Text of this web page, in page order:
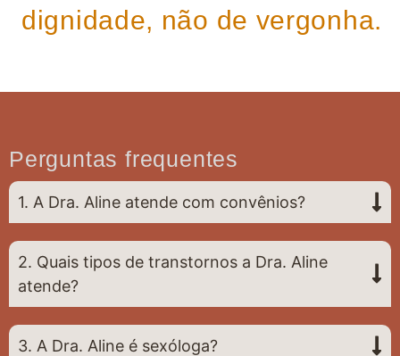
dignidade, não de vergonha.
Perguntas frequentes
1. A Dra. Aline atende com convênios?
2. Quais tipos de transtornos a Dra. Aline
atende?
3. A Dra. Aline é sexóloga?